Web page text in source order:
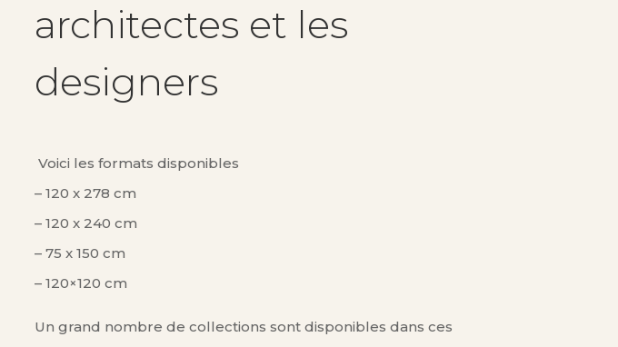
architectes et les
designers
Voici les formats disponibles
– 120 x 278 cm
– 120 x 240 cm
– 75 x 150 cm
– 120×120 cm
Un grand nombre de collections sont disponibles dans ces